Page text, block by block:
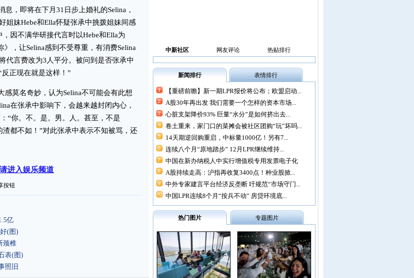
，即将在下月31日步上婚礼的Selina，
姐妹Hebe和Ella怀疑张承中挑拨姐妹间感
因不满华研接代言时以Hebe和Ella为
，让Selina感到不受尊重，有消费Selina
代言费改为3人平分。被问到是否张承中
正现在就是这样！”
莫名奇妙，认为Selina不可能会有此想
在张承中影响下，会越来越封闭内心，
“你。不。是。男。人。甚至，不是
都不如！”对此张承中表示不知被骂，还
进入娱乐频道
按钮
亿
(图)
颈椎
表(图)
照旧
中新社区 网友评论 热贴排行
新闻排行 表情排行
【重磅前瞻】新一期LPR报价将公布；欧盟启动...
A股30年再出发 我们需要一个怎样的资本市场...
心脏支架降价93% 巨量“水分”是如何挤出去...
卷土重来，家门口的菜摊会被社区团购“玩”坏吗...
14天期逆回购重启，中标量1000亿！另有7...
连续八个月“原地踏步” 12月LPR继续维持...
中国在新办纳税人中实行增值税专用发票电子化
A股持续走高：沪指再收复3400点！种业股掀...
中外专家建言平台经济反垄断 吁规范“市场守门...
中国LPR连续8个月“按兵不动” 房贷环境底...
热门图片 专题图片